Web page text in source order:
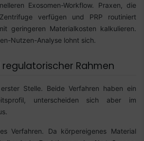
Exosomen-Workflow. Praxen, die
verfügen und PRP routiniert
geringeren Materialkosten kalkulieren.
Nutzen-Analyse lohnt sich.
Rahmen
Stelle. Beide Verfahren haben ein
unterscheiden sich aber im
Verfahren. Da körpereigenes Material